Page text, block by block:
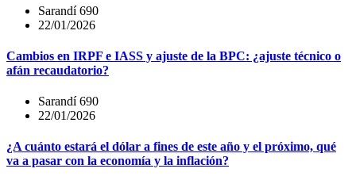
Sarandí 690
22/01/2026
Cambios en IRPF e IASS y ajuste de la BPC: ¿ajuste técnico o
afán recaudatorio?
Sarandí 690
22/01/2026
¿A cuánto estará el dólar a fines de este año y el próximo, qué
va a pasar con la economía y la inflación?